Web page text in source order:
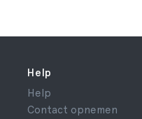
Help
Help
Contact opnemen